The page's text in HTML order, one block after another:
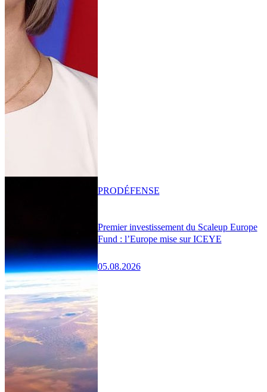
Premier investissement du Scaleup Europe
Fund : l’Europe mise sur ICEYE
05.08.2026
PRODÉFENSE